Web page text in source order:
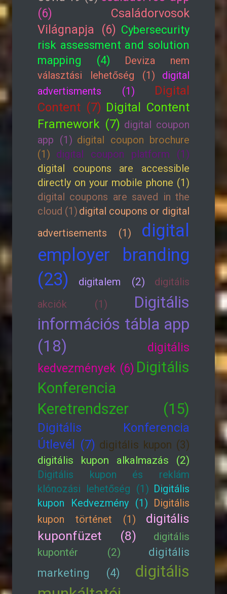
(6)
Családorvosok
Világnapja (6) Cybersecurity
risk assessment and solution
mapping (4)
Deviza nem
választási lehetőség (1)
digital
advertisments (1)
Digital
Content (7) Digital Content
Framework (7) digital coupon
app (1) digital coupon brochure
(1) digital coupon platform (1)
digital coupons are accessible
directly on your mobile phone (1)
digital coupons are saved in the
cloud (1) digital coupons or digital
advertisements (1)
digital
employer branding
(23)
digitalem (2)
digitális
akciók (1)
Digitális
információs tábla app
(18)
digitális
kedvezmények (6) Digitális
Konferencia
Keretrendszer (15)
Digitális Konferencia
Útlevél (7) digitális kupon (3)
digitális kupon alkalmazás (2)
Digitális kupon és reklám
klónozási lehetőség (1) Digitális
kupon Kedvezmény (1) Digitális
kupon történet (1)
digitális
kuponfüzet (8)
digitális
kupontér (2)
digitális
marketing (4)
digitális